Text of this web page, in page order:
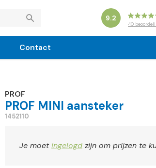
9.2
40
Contact
PROF
PROF MINI aansteker
1452110
Je moetingelogd zijn om prijzen te